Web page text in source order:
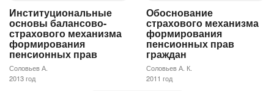
Институциональные
основы балансово-
страхового механизма
формирования
пенсионных прав
Соловьев А.
2013 год
Обоснование
страхового механизма
формирования
пенсионных прав
граждан
Соловьев А. К.
2011 год